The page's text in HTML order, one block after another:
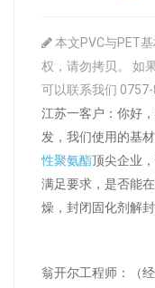
本文PVC与PET
权，请勿拷贝。 如
可以联系我们
江苏一客户：你好
发，我们使用的基
性聚氨酯顶尖企业
满足要求，是否能
燥，封闭固化剂解
翁开尔工程师：（